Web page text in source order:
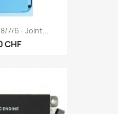
7/6 - Joint...
CHF